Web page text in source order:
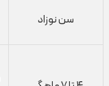
سن نوزاد